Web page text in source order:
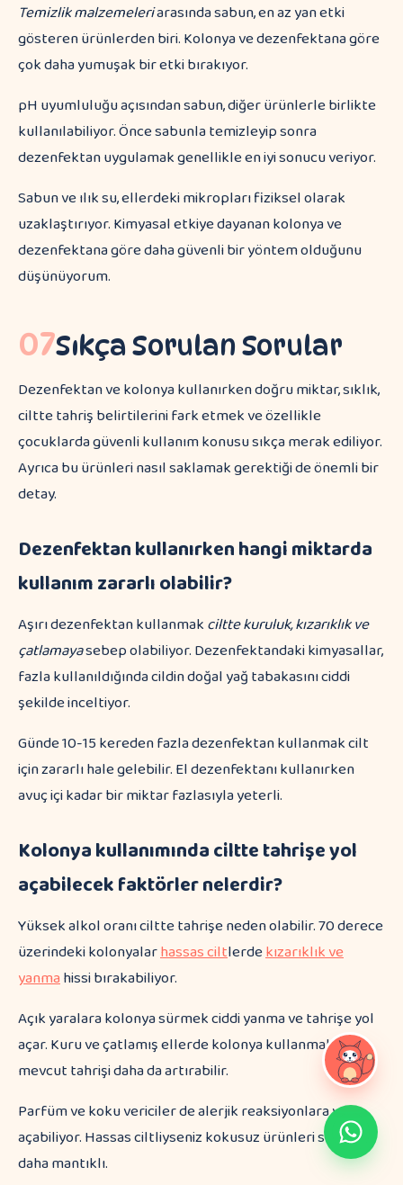
Temizlik malzemeleriarasında sabun, en az yan etki
gösteren ürünlerden biri. Kolonya ve dezenfektana göre
çok daha yumuşak bir etki bırakıyor.
pH uyumluluğu açısından sabun, diğer ürünlerle birlikte
kullanılabiliyor. Önce sabunla temizleyip sonra
dezenfektan uygulamak genellikle en iyi sonucu veriyor.
Sabun ve ılık su, ellerdeki mikropları fiziksel olarak
uzaklaştırıyor. Kimyasal etkiye dayanan kolonya ve
dezenfektana göre daha güvenli bir yöntem olduğunu
düşünüyorum.
07Sıkça Sorulan Sorular
Dezenfektan ve kolonya kullanırken doğru miktar, sıklık,
ciltte tahriş belirtilerini fark etmek ve özellikle
çocuklarda güvenli kullanım konusu sıkça merak ediliyor.
Ayrıca bu ürünleri nasıl saklamak gerektiği de önemli bir
detay.
Dezenfektan kullanırken hangi miktarda
kullanım zararlı olabilir?
Aşırı dezenfektan kullanmakciltte kuruluk, kızarıklık ve
çatlamayasebep olabiliyor. Dezenfektandaki kimyasallar,
fazla kullanıldığında cildin doğal yağ tabakasını ciddi
şekilde inceltiyor.
Günde 10-15 kereden fazla dezenfektan kullanmak cilt
için zararlı hale gelebilir. El dezenfektanı kullanırken
avuç içi kadar bir miktar fazlasıyla yeterli.
Kolonya kullanımında ciltte tahrişe yol
açabilecek faktörler nelerdir?
Yüksek alkol oranı ciltte tahrişe neden olabilir. 70 derece
üzerindeki kolonyalarhassas ciltlerdekızarıklık ve
yanmahissi bırakabiliyor.
Açık yaralara kolonya sürmek ciddi yanma ve tahrişe yol
açar. Kuru ve çatlamış ellerde kolonya kullanmak
mevcut tahrişi daha da artırabilir.
Parfüm ve koku vericiler de alerjik reaksiyonlara yol
açabiliyor. Hassas ciltliyseniz kokusuz ürünleri seçmek
daha mantıklı.